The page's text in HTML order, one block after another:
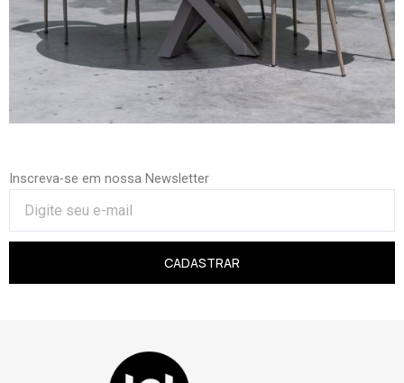
Inscreva-se em nossa Newsletter
CADASTRAR